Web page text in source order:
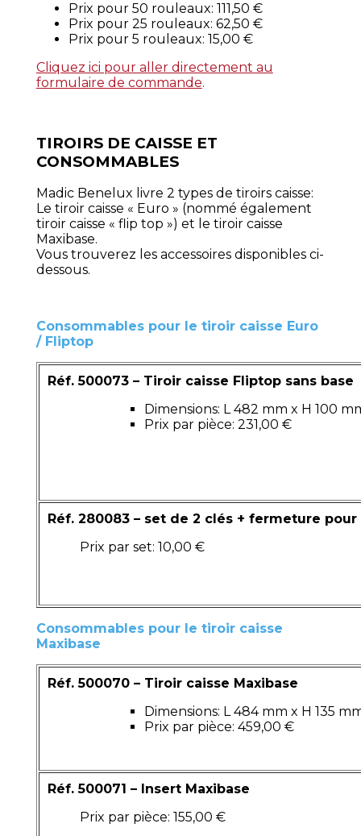
Prix pour 50 rouleaux: 111,50 €
Prix pour 25 rouleaux: 62,50 €
Prix pour 5 rouleaux: 15,00 €
Cliquez ici pour aller directement au
formulaire de commande.
TIROIRS DE CAISSE ET
CONSOMMABLES
Madic Benelux livre 2 types de tiroirs caisse:
Le tiroir caisse « Euro » (nommé également
tiroir caisse « flip top ») et le tiroir caisse
Maxibase.
Vous trouverez les accessoires disponibles ci-
dessous.
Consommables pour le tiroir caisse Euro
/ Fliptop
Réf. 500073 – Tiroir caisse Fliptop sans base
Dimensions: L 482 mm x H 100
Prix par pièce: 231,00 €
Réf. 280083 – set de 2 clés + fermeture
Prix par set: 10,00 €
Consommables pour le tiroir caisse
Maxibase
Réf. 500070 – Tiroir caisse Maxibase
Dimensions: L 484 mm x H 135
Prix par pièce: 459,00 €
Réf. 500071 – Insert Maxibase
Prix par pièce: 155,00 €